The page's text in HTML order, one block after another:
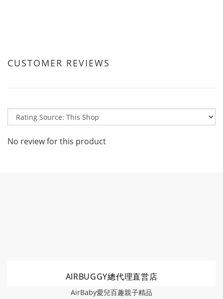
CUSTOMER REVIEWS
No review for this product
AIRBUGGY總代理直営店
AirBaby愛兒百趣親子精品